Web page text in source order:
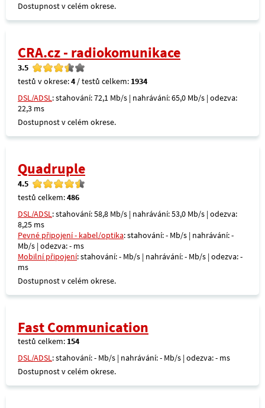
Dostupnost v celém okrese.
CRA.cz - radiokomunikace
3.5
testů v okrese:4 / testů celkem: 1934
DSL/ADSL: stahování: 72,1 Mb/s | nahrávání: 65,0 Mb/s | odezva:
22,3 ms
Dostupnost v celém okrese.
Quadruple
4.5
testů celkem:486
DSL/ADSL: stahování: 58,8 Mb/s | nahrávání: 53,0 Mb/s | odezva:
8,25 ms
Pevné připojení - kabel/optika: stahování: - Mb/s | nahrávání: -
Mb/s | odezva: - ms
Mobilní připojení: stahování: - Mb/s | nahrávání: - Mb/s | odezva: -
ms
Dostupnost v celém okrese.
Fast Communication
testů celkem: 154
DSL/ADSL: stahování: - Mb/s | nahrávání: - Mb/s | odezva: - ms
Dostupnost v celém okrese.